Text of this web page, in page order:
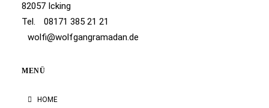
82057 Icking
Tel.
08171 385 21 21
wolfi@wolfgangramadan.de
MENÜ
HOME